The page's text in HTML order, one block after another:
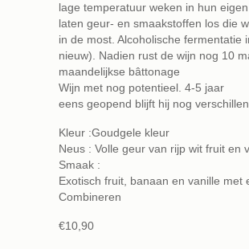
lage temperatuur weken in hun
laten geur- en smaakstoffen los die
in de most. Alcoholische fermentatie
nieuw). Nadien rust de wijn nog 10
maandelijkse bâttonage
Wijn met nog potentieel. 4-5 jaar
eens geopend blijft hij nog
Kleur :Goudgele kleur
Neus : Volle geur van rijp wit fruit en
Smaak :
Exotisch fruit, banaan en vanille met
Combineren
€10,90